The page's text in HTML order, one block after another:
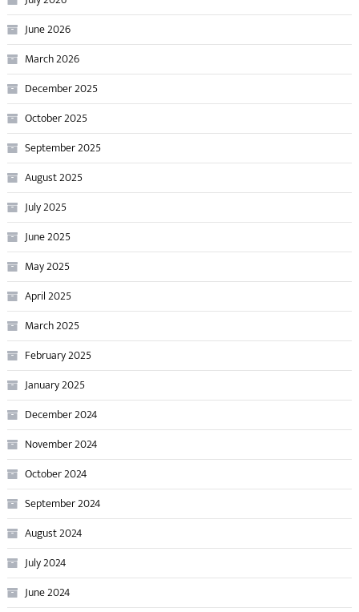
June 2026
March 2026
December 2025
October 2025
September 2025
August 2025
July 2025
June 2025
May 2025
April 2025
March 2025
February 2025
January 2025
December 2024
November 2024
October 2024
September 2024
August 2024
July 2024
June 2024